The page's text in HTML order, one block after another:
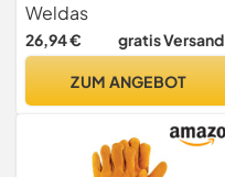
1009, leicht, sehr weich,
alle Größen, 9,5 (XL), 2
Weldas
26,94 € gratis Versand
ZUM ANGEBOT